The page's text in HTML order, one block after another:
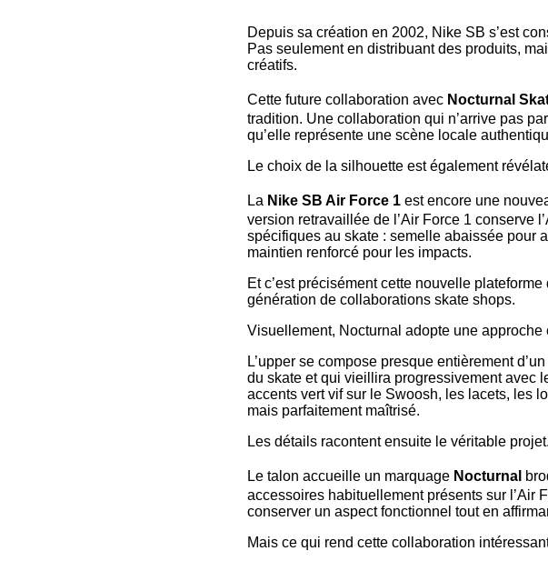
Depuis sa création en 2002, Nike SB s’est
Pas seulement en distribuant des produits,
créatifs.
Cette future collaboration avec Nocturnal
tradition. Une collaboration qui n’arrive pas
qu’elle représente une scène locale
Le choix de la silhouette est également
La Nike SB Air Force 1 est encore une
version retravaillée de l’Air Force 1 conserve
spécifiques au skate : semelle abaissée pour
maintien renforcé pour les impacts.
Et c’est précisément cette nouvelle
génération de collaborations skate shops.
Visuellement, Nocturnal adopte une approche
L’upper se compose presque entièrement
du skate et qui vieillira progressivement avec
accents vert vif sur le Swoosh, les lacets, les
mais parfaitement maîtrisé.
Les détails racontent ensuite le véritable projet.
Le talon accueille un marquage Nocturnal
accessoires habituellement présents sur l’Air
conserver un aspect fonctionnel tout en
Mais ce qui rend cette collaboration